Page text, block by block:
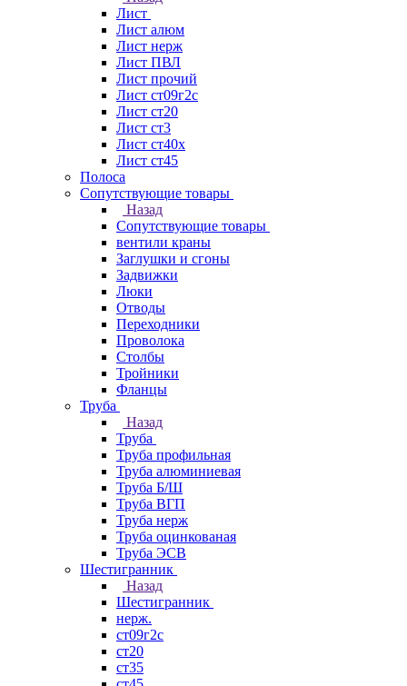
Лист
Лист алюм
Лист нерж
Лист ПВЛ
Лист прочий
Лист ст09г2с
Лист ст20
Лист ст3
Лист ст40х
Лист ст45
Полоса
Сопутствующие товары
Назад
Сопутствующие товары
вентили краны
Заглушки и сгоны
Задвижки
Люки
Отводы
Переходники
Проволока
Столбы
Тройники
Фланцы
Труба
Назад
Труба
Труба профильная
Труба алюминиевая
Труба Б/Ш
Труба ВГП
Труба нерж
Труба оцинкованая
Труба ЭСВ
Шестигранник
Назад
Шестигранник
нерж.
ст09г2с
ст20
ст35